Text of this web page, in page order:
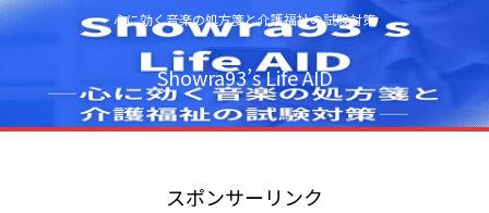
心に効く音楽の処方箋と介護福祉の試験対策
Showra93’s Life AID
スポンサーリンク